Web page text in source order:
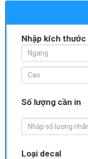
Nhập kích thước
Số lượng cần in
Loại decal